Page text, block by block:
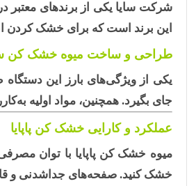
شرکت سایا یکی از برندهای
این برند است که برای خشک کردن
طراحی و ساخت میوه خشک کن
یکی از ویژگی‌های بارز این
جای بگیرد. همچنین، مواد اولیه
عملکرد و کارایی خشک کن پاپایا
میوه خشک کن پاپایا با توان
خشک کنید. صفحه‌های جداشدنی و